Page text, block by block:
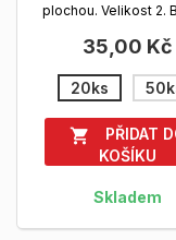
plochou. Velikost 2.
více
35,00 Kč
20ks

PŘIDAT
KOŠÍKU
Skladem